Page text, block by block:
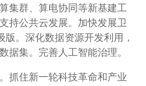
集群、算电协同等新基建工
持公共云发展。加快发展卫
版。深化数据资源开发利用，
据集。完善人工智能治理。
抓住新一轮科技革命和产业